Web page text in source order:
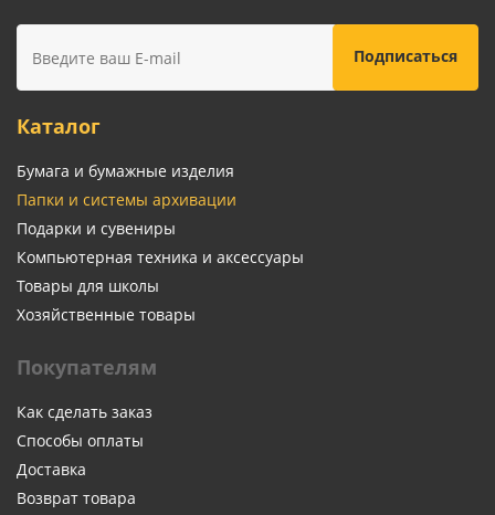
Каталог
Бумага и бумажные изделия
Папки и системы архивации
Подарки и сувениры
Компьютерная техника и аксессуары
Товары для школы
Хозяйственные товары
Покупателям
Как сделать заказ
Способы оплаты
Доставка
Возврат товара